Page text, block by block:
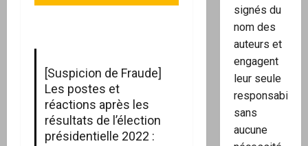
[Suspicion de Fraude]
Les postes et
réactions après les
résultats de l’élection
présidentielle 2022 :
signés du
nom des
auteurs et
engagent
leur seule
responsabilité,
sans
aucune